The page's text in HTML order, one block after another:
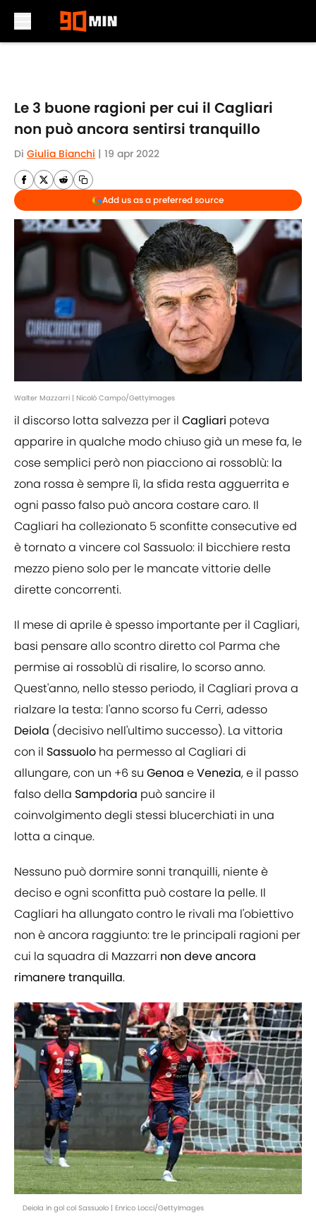
Le 3 buone ragioni per cui il Cagliari
non può ancora sentirsi tranquillo
Di Giulia Bianchi | 19 apr 2022
Add us as a preferred source
Walter Mazzarri | Nicolò Campo/GettyImages
il discorso lotta salvezza per il Cagliari poteva
apparire in qualche modo chiuso già un mese fa, le
cose semplici però non piacciono ai rossoblù: la
zona rossa è sempre lì, la sfida resta agguerrita e
ogni passo falso può ancora costare caro. Il
Cagliari ha collezionato 5 sconfitte consecutive ed
è tornato a vincere col Sassuolo: il bicchiere resta
mezzo pieno solo per le mancate vittorie delle
dirette concorrenti.
Il mese di aprile è spesso importante per il Cagliari,
basi pensare allo scontro diretto col Parma che
permise ai rossoblù di risalire, lo scorso anno.
Quest'anno, nello stesso periodo, il Cagliari prova a
rialzare la testa: l'anno scorso fu Cerri, adesso
Deiola (decisivo nell'ultimo successo). La vittoria
con il Sassuolo ha permesso al Cagliari di
allungare, con un +6 su Genoa eVenezia, e il passo
falso della Sampdoria può sancire il
coinvolgimento degli stessi blucerchiati in una
lotta a cinque.
Nessuno può dormire sonni tranquilli, niente è
deciso e ogni sconfitta può costare la pelle. Il
Cagliari ha allungato contro le rivali ma l'obiettivo
non è ancora raggiunto: tre le principali ragioni per
cui la squadra di Mazzarri non deve ancora
rimanere tranquilla.
Deiola in gol col Sassuolo | Enrico Locci/GettyImages